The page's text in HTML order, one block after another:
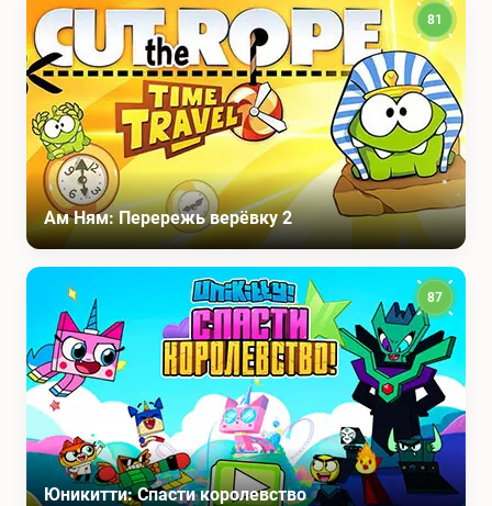
Ам Ням: Перережь верёвку 2
81
Юникитти: Спасти королевство
87